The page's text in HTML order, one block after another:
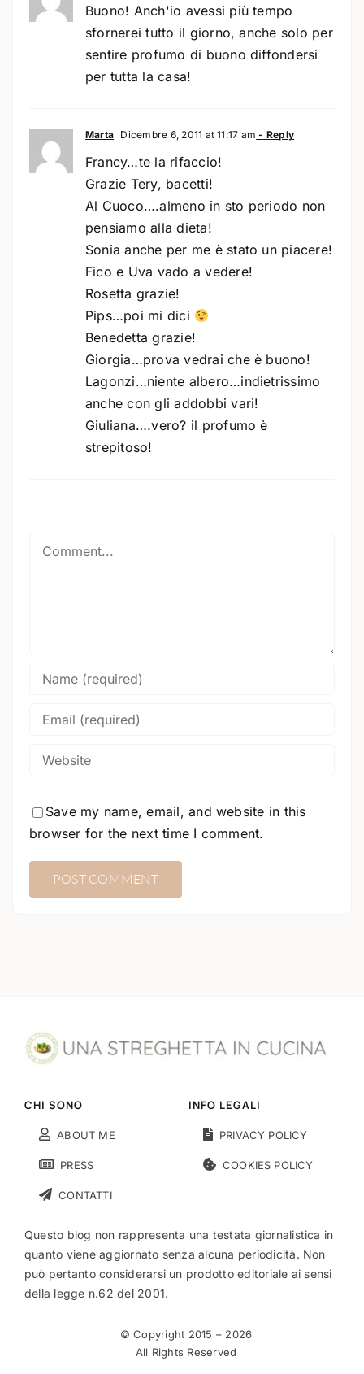
Buono! Anch'io avessi più tempo
sfornerei tutto il giorno, anche solo per
sentire profumo di buono diffondersi
per tutta la casa!
Marta Dicembre 6, 2011 at 11:17 am - Reply
Francy…te la rifaccio!
Grazie Tery, bacetti!
Al Cuoco….almeno in sto periodo non
pensiamo alla dieta!
Sonia anche per me è stato un piacere!
Fico e Uva vado a vedere!
Rosetta grazie!
Pips…poi mi dici
Benedetta grazie!
Giorgia…prova vedrai che è buono!
Lagonzi…niente albero…indietrissimo
anche con gli addobbi vari!
Giuliana….vero? il profumo è
strepitoso!
Save my name, email, and website in this
browser for the next time I comment.
CHI SONO
ABOUT ME
PRESS
CONTATTI
INFO LEGALI
PRIVACY POLICY
COOKIES POLICY
Questo blog non rappresenta una testata giornalistica in
quanto viene aggiornato senza alcuna periodicità. Non
può pertanto considerarsi un prodotto editoriale ai sensi
della legge n.62 del 2001.
© Copyright 2015 – 2026
All Rights Reserved